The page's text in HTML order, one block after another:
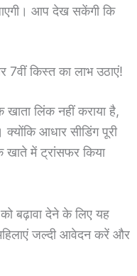
आप देख सकेंगी कि
किस्त का लाभ उठाएं!
लिंक नहीं कराया है,
आधार सीडिंग पूरी
खाते में ट्रांसफर किया
बढ़ावा देने के लिए यह
जल्दी आवेदन करें और